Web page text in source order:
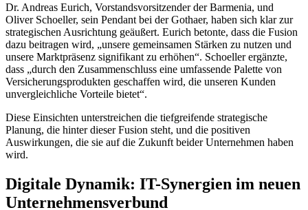
Dr. Andreas Eurich, Vorstandsvorsitzender der Barmenia, und
Oliver Schoeller, sein Pendant bei der Gothaer, haben sich klar zur
strategischen Ausrichtung geäußert. Eurich betonte, dass die Fusion
dazu beitragen wird, „unsere gemeinsamen Stärken zu nutzen und
unsere Marktpräsenz signifikant zu erhöhen“. Schoeller ergänzte,
dass „durch den Zusammenschluss eine umfassende Palette von
Versicherungsprodukten geschaffen wird, die unseren Kunden
unvergleichliche Vorteile bietet“.
Diese Einsichten unterstreichen die tiefgreifende strategische
Planung, die hinter dieser Fusion steht, und die positiven
Auswirkungen, die sie auf die Zukunft beider Unternehmen haben
wird.
Digitale Dynamik: IT-Synergien im neuen
Unternehmensverbund